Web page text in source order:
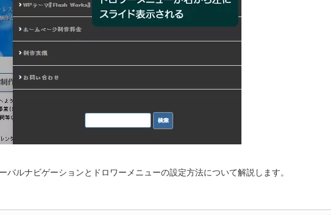
バルナビゲーションとドロワーメニューの設定方法について解説します。